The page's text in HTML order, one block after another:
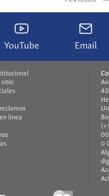
YouTube Email
sitio
línea
©